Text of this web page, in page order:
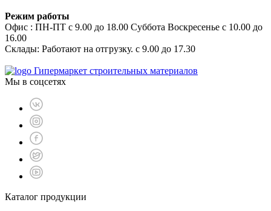
Режим работы
Офис : ПН-ПТ с 9.00 до 18.00 Суббота Воскресенье с 10.00 до
16.00
Склады: Работают на отгрузку. с 9.00 до 17.30
Гипермаркет строительных материалов
Мы в соцсетях
Каталог продукции